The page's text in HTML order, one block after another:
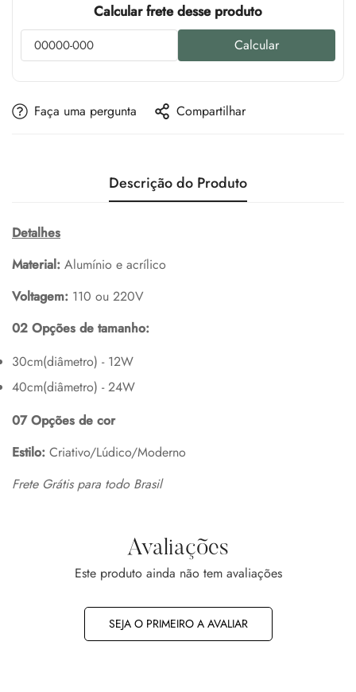
Calcular frete desse produto
Calcular
Faça uma pergunta Compartilhar
Descrição do Produto
Detalhes
Material: Alumínio e acrílico
Voltagem: 110 ou 220V
02 Opções de tamanho:
30cm(diâmetro) - 12W
40cm(diâmetro) - 24W
07 Opções de cor
Estilo: Criativo/Lúdico/Moderno
Frete Grátis para todo Brasil
Avaliações
Este produto ainda não tem avaliações
SEJA O PRIMEIRO A AVALIAR